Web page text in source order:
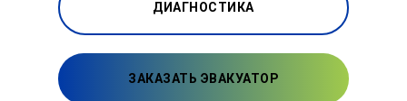
ДИАГНОСТИКА
ЗАКАЗАТЬ ЭВАКУАТОР